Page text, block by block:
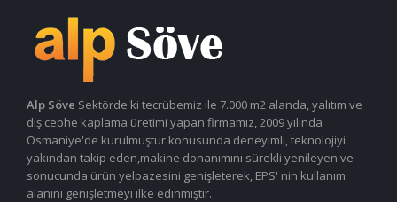
Alp Söve Sektörde ki tecrübemiz ile 7.000 m2 alanda, yalıtım ve
dış cephe kaplama üretimi yapan firmamız, 2009 yılında
Osmaniye'de kurulmuştur.konusunda deneyimli, teknolojiyi
yakından takip eden,makine donanımını sürekli yenileyen ve
sonucunda ürün yelpazesini genişleterek, EPS' nin kullanım
alanını genişletmeyi ilke edinmiştir.